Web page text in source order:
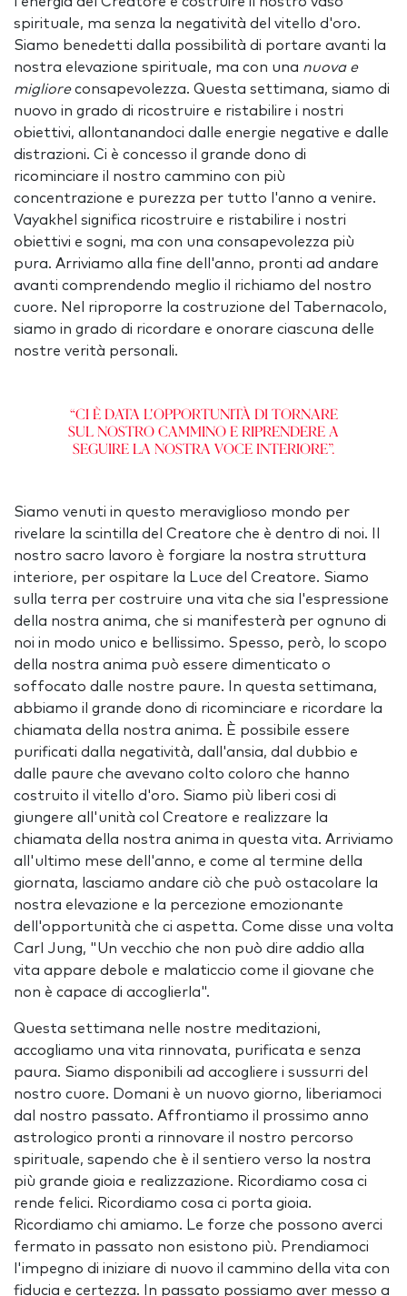
spirituale, ma senza la negatività del vitello d'oro.
Siamo benedetti dalla possibilità di portare avanti la
nostra elevazione spirituale, ma con una nuova e
miglioreconsapevolezza. Questa settimana, siamo di
nuovo in grado di ricostruire e ristabilire i nostri
obiettivi, allontanandoci dalle energie negative e dalle
distrazioni. Ci è concesso il grande dono di
ricominciare il nostro cammino con più
concentrazione e purezza per tutto l'anno a venire.
Vayakhel significa ricostruire e ristabilire i nostri
obiettivi e sogni, ma con una consapevolezza più
pura. Arriviamo alla fine dell'anno, pronti ad andare
avanti comprendendo meglio il richiamo del nostro
cuore. Nel riproporre la costruzione del Tabernacolo,
siamo in grado di ricordare e onorare ciascuna delle
nostre verità personali.
“Ci è data l'opportunità di tornare
sul nostro cammino e riprendere a
seguire la nostra voce interiore”.
Siamo venuti in questo meraviglioso mondo per
rivelare la scintilla del Creatore che è dentro di noi. Il
nostro sacro lavoro è forgiare la nostra struttura
interiore, per ospitare la Luce del Creatore. Siamo
sulla terra per costruire una vita che sia l'espressione
della nostra anima, che si manifesterà per ognuno di
noi in modo unico e bellissimo. Spesso, però, lo scopo
della nostra anima può essere dimenticato o
soffocato dalle nostre paure. In questa settimana,
abbiamo il grande dono di ricominciare e ricordare la
chiamata della nostra anima. È possibile essere
purificati dalla negatività, dall'ansia, dal dubbio e
dalle paure che avevano colto coloro che hanno
costruito il vitello d'oro. Siamo più liberi cosi di
giungere all'unità col Creatore e realizzare la
chiamata della nostra anima in questa vita. Arriviamo
all'ultimo mese dell'anno, e come al termine della
giornata, lasciamo andare ciò che può ostacolare la
nostra elevazione e la percezione emozionante
dell'opportunità che ci aspetta. Come disse una volta
Carl Jung, "Un vecchio che non può dire addio alla
vita appare debole e malaticcio come il giovane che
non è capace di accoglierla".
Questa settimana nelle nostre meditazioni,
accogliamo una vita rinnovata, purificata e senza
paura. Siamo disponibili ad accogliere i sussurri del
nostro cuore. Domani è un nuovo giorno, liberiamoci
dal nostro passato. Affrontiamo il prossimo anno
astrologico pronti a rinnovare il nostro percorso
spirituale, sapendo che è il sentiero verso la nostra
più grande gioia e realizzazione. Ricordiamo cosa ci
rende felici. Ricordiamo cosa ci porta gioia.
Ricordiamo chi amiamo. Le forze che possono averci
fermato in passato non esistono più. Prendiamoci
l'impegno di iniziare di nuovo il cammino della vita con
fiducia e certezza. In passato possiamo aver messo a